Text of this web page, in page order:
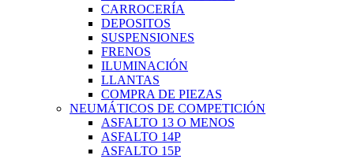
CARROCERÍA
DEPOSITOS
SUSPENSIONES
FRENOS
ILUMINACIÓN
LLANTAS
COMPRA DE PIEZAS
NEUMÁTICOS DE COMPETICIÓN
ASFALTO 13 O MENOS
ASFALTO 14P
ASFALTO 15P